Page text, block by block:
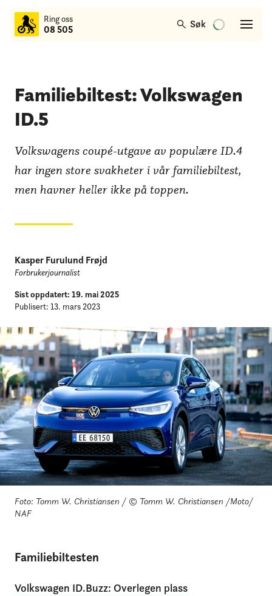
Ring oss
08 505 Søk
hovedinnhold
Familiebiltest: Volkswagen
ID.5
Volkswagens coupé-utgave av populære ID.4
har ingen store svakheter i vår familiebiltest,
men havner heller ikke på toppen.
Kasper Furulund Frøjd
Forbrukerjournalist
Sist oppdatert: 19. mai 2025
Publisert: 13. mars 2023
Foto: Tomm W. Christiansen / © Tomm W. Christiansen /Moto/
NAF
Familiebiltesten
Volkswagen ID.Buzz: Overlegen plass